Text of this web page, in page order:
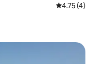
從 4 則評價
4.75 (4)